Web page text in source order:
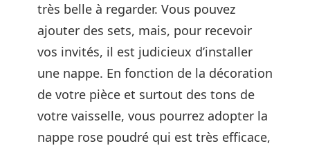
très belle à regarder. Vous pouvez
ajouter des sets, mais, pour recevoir
vos invités, il est judicieux d’installer
une nappe. En fonction de la décoration
de votre pièce et surtout des tons de
votre vaisselle, vous pourrez adopter la
nappe rose poudré qui est très efficace,